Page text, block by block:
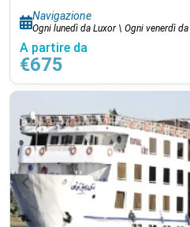
Navigazione
Ogni lunedì da Luxor \ Ogni venerdì
A partire da
€675